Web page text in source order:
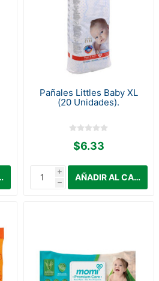
Pañales Littles Baby XL
(20 Unidades).
$6.33
i
h